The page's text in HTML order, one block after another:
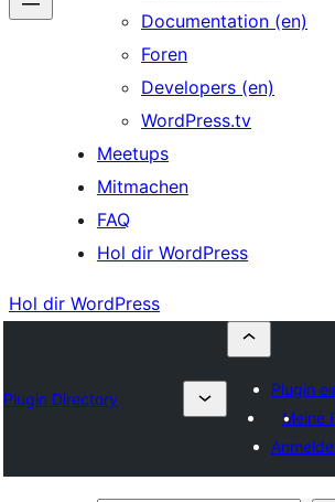
Documentation (en)
Foren
Developers (en)
WordPress.tv
Meetups
Mitmachen
FAQ
Hol dir WordPress
Hol dir WordPress
Plugin Directory
Plugin
Meine